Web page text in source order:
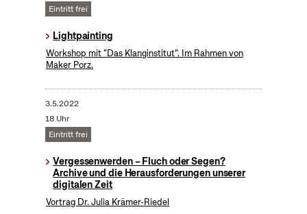
Eintritt frei
Lightpainting
Workshop mit "Das Klanginstitut". Im Rahmen von
Maker Porz.
3.5.2022
18 Uhr
Eintritt frei
Vergessenwerden – Fluch oder Segen?
Archive und die Herausforderungen unserer
digitalen Zeit
Vortrag Dr. Julia Krämer-Riedel